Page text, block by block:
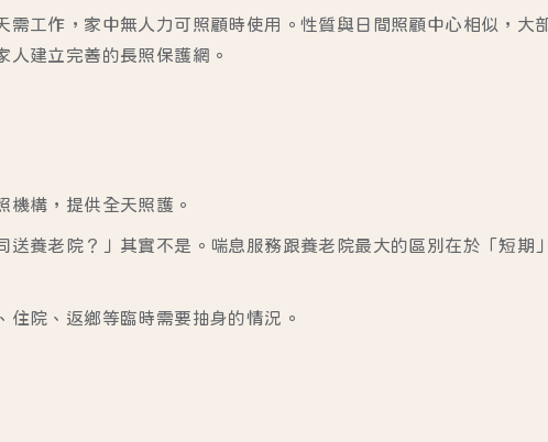
需工作，家中無人力可照顧時使用。性質與日間照顧中心相似，大
人建立完善的長照保護網。
機構，提供全天照護。
送養老院？」其實不是。喘息服務跟養老院最大的區別在於「短期
住院、返鄉等臨時需要抽身的情況。